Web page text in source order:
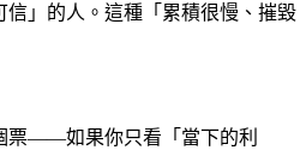
」的人。這種「累積很慢、摧毀
票——如果你只看「當下的利